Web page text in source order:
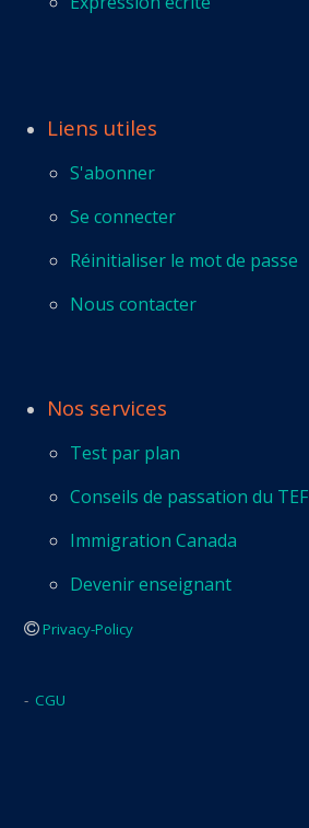
Liens utiles
S'abonner
Se connecter
Réinitialiser le mot de passe
Nous contacter
Nos services
Test par plan
Conseils de passation du TEF
Immigration Canada
Devenir enseignant
Privacy-Policy
- CGU